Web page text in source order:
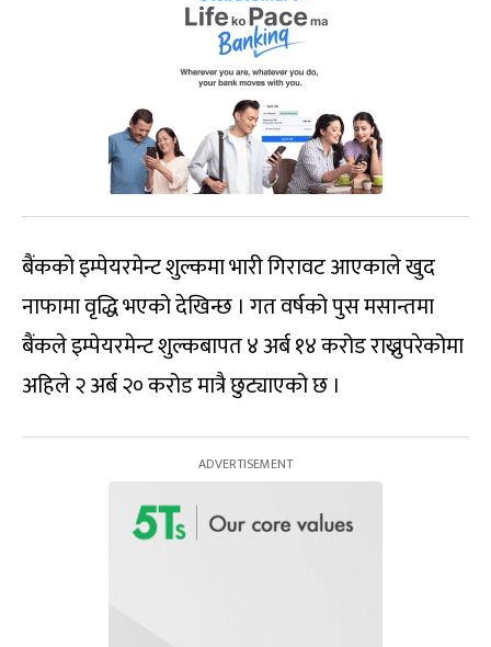
बैंकको इम्पेयरमेन्ट शुल्कमा भारी गिरावट आएकाले खुद
नाफामा वृद्धि भएको देखिन्छ । गत वर्षको पुस मसान्तमा
बैंकले इम्पेयरमेन्ट शुल्कबापत ४ अर्ब १४ करोड राख्नुपरेकोमा
अहिले २ अर्ब २० करोड मात्रै छुट्याएको छ ।